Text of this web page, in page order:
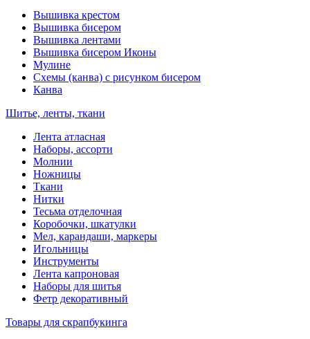
Вышивка крестом
Вышивка бисером
Вышивка лентами
Вышивка бисером Иконы
Мулине
Схемы (канва) с рисунком бисером
Канва
Шитье, ленты, ткани
Лента атласная
Наборы, ассорти
Молнии
Ножницы
Ткани
Нитки
Тесьма отделочная
Коробочки, шкатулки
Мел, карандаши, маркеры
Игольницы
Инструменты
Лента капроновая
Наборы для шитья
Фетр декоративный
Товары для скрапбукинга